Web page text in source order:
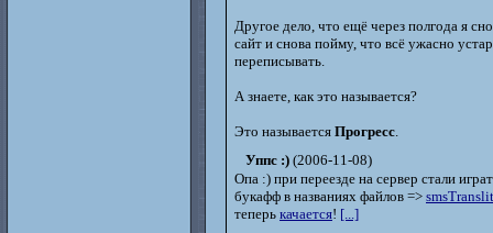
Другое дело, что ещё через полгода я
сайт и снова пойму, что всё ужасно
переписывать.
А знаете, как это называется?
Это называется Прогресс.
Уппс :) (2006-11-08)
Опа :) при переезде на сервер стали
букафф в названиях файлов =>
теперь качается! [...]